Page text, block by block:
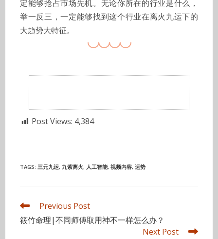
定能够抢占市场先机。无论你所在的行业是什么，
举一反三，一定能够找到这个行业在离火九运下的
大趋势大特征。
Post Views: 4,384
TAGS:三元九运, 九紫离火, 人工智能, 视频内容, 运势
Read
more
articles
Previous Post
筱竹命理|不同师傅取用神不一样怎么办？
Next Post